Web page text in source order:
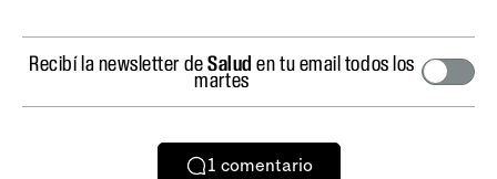
Recibí la newsletter deSalud en tu email todos los
martes
1 comentario